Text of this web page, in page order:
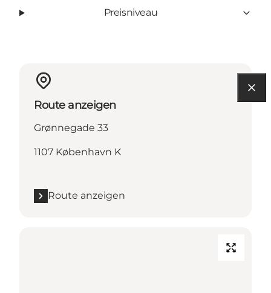
Preisniveau
Route anzeigen
Grønnegade 33
1107 København K
Route anzeigen